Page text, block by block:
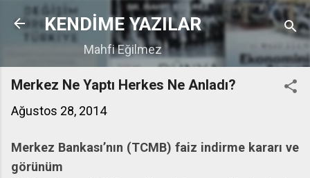
Ana içeriğe atla
KENDİME YAZILAR
Mahfi Eğilmez
Merkez Ne Yaptı Herkes Ne Anladı?
Ağustos 28, 2014
Merkez Bankası’nın (TCMB) faiz indirme kararı ve
görünüm